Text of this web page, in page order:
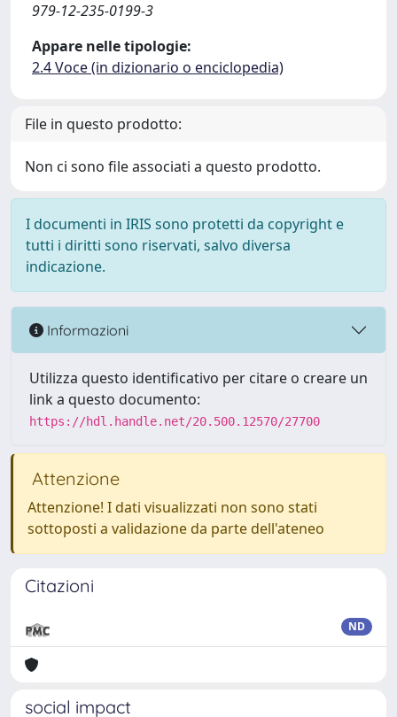
979-12-235-0199-3
Appare nelle tipologie:
2.4 Voce (in dizionario o enciclopedia)
File in questo prodotto:
Non ci sono file associati a questo prodotto.
I documenti in IRIS sono protetti da copyright e
tutti i diritti sono riservati, salvo diversa
indicazione.
Informazioni
Utilizza questo identificativo per citare o creare un
link a questo documento:
https://hdl.handle.net/20.500.12570/27700
Attenzione
Attenzione! I dati visualizzati non sono stati
sottoposti a validazione da parte dell'ateneo
Citazioni
ND
social impact